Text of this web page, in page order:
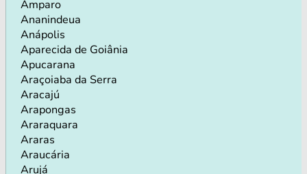
Amparo
Ananindeua
Anápolis
Aparecida de Goiânia
Apucarana
Araçoiaba da Serra
Aracajú
Arapongas
Araraquara
Araras
Araucária
Arujá